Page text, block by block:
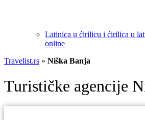
Latinica u ćirilicu i ćirilica u
online
Travelist.rs » Niška Banja
Turističke agencije